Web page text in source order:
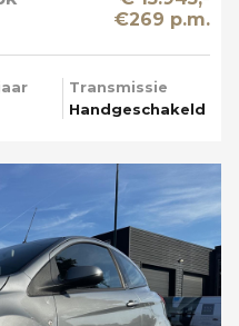
€269 p.m.
Transmissie
Handgeschakeld